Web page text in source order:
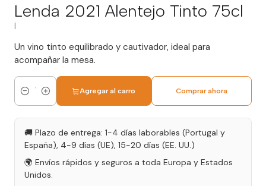
Lenda 2021 Alentejo Tinto 75cl
Un vino tinto equilibrado y cautivador, ideal para
acompañar la mesa.
Cantidad
Agregar al carro Comprar ahora
🚚 Plazo de entrega: 1-4 días laborables (Portugal y
España), 4-9 días (UE), 15-20 días (EE. UU.)
🌍 Envíos rápidos y seguros a toda Europa y Estados
Unidos.